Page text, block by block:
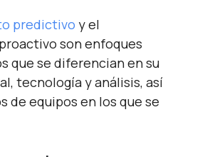
predictivo y el
son enfoques
que se diferencian en su
tecnología y análisis, así
de equipos en los que se